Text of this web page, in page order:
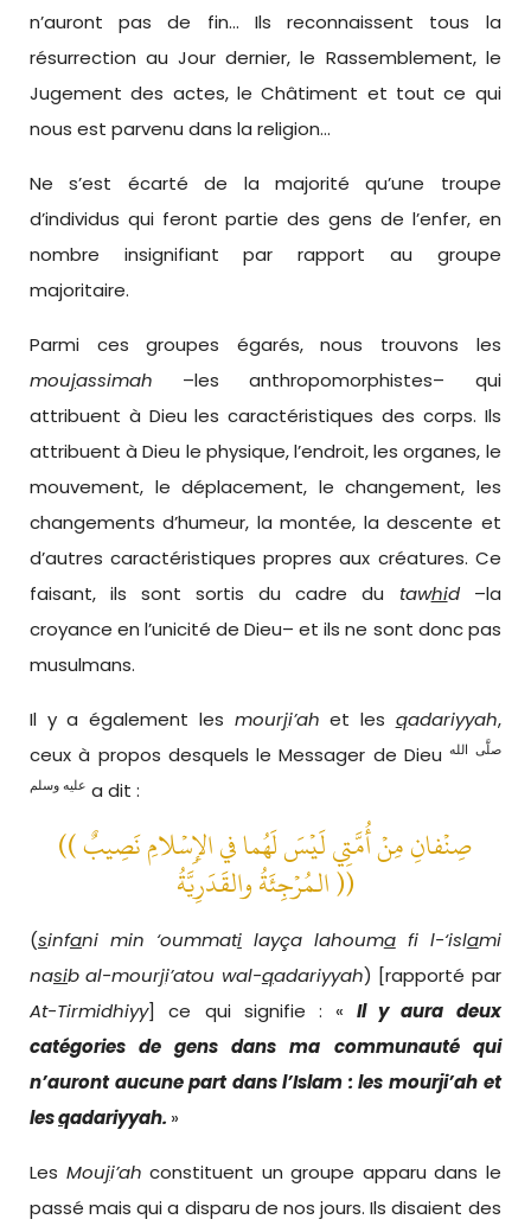
n’auront pas de fin… Ils reconnaissent tous la
résurrection au Jour dernier, le Rassemblement, le
Jugement des actes, le Châtiment et tout ce qui
nous est parvenu dans la religion…
Ne s’est écarté de la majorité qu’une troupe
d’individus qui feront partie des gens de l’enfer, en
nombre insignifiant par rapport au groupe
majoritaire.
Parmi ces groupes égarés, nous trouvons les
moujassimah –les anthropomorphistes– qui
attribuent à Dieu les caractéristiques des corps. Ils
attribuent à Dieu le physique, l’endroit, les organes, le
mouvement, le déplacement, le changement, les
changements d’humeur, la montée, la descente et
d’autres caractéristiques propres aux créatures. Ce
faisant, ils sont sortis du cadre du tawhid–la
croyance en l’unicité de Dieu– et ils ne sont donc pas
musulmans.
Il y a également les mourji’ah et les qadariyyah,
ceux à propos desquels le Messager de Dieuصلَّى الله
عليه وسلم a dit :
(( صِنْفانِ مِنْ أُمَّتِي لَيْسَ لَهُما في الإِسْلامِ نَصِيبٌ
الـمُرْجِئَةُ والقَدَرِيَّةُ ))
(sinfani min ‘oummatilayça lahoumafi l-‘islami
nasib al-mourji’atou wal-qadariyyah) [rapporté par
At-Tirmidhiyy] ce qui signifie : « Il y aura deux
catégories de gens dans ma communauté qui
n’auront aucune part dans l’Islam : les mourji’ah et
lesqadariyyah. »
Les Mouji’ah constituent un groupe apparu dans le
passé mais qui a disparu de nos jours. Ils disaient des